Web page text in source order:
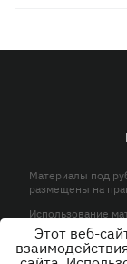
Материалы под
размещены на
Использование
активной
© ООО «ЮЛАВ
Этот веб-